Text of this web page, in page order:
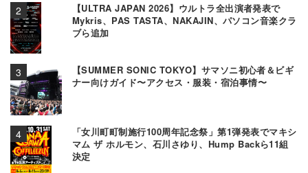
【ULTRA JAPAN 2026】ウルトラ全出演者発表で
Mykris、PAS TASTA、NAKAJIN、パソコン音楽クラ
ブら追加
【SUMMER SONIC TOKYO】サマソニ初心者＆ビギ
ナー向けガイド〜アクセス・服装・宿泊事情〜
「女川町町制施行100周年記念祭」第1弾発表でマキシ
マム ザ ホルモン、石川さゆり、Hump Backら11組
決定